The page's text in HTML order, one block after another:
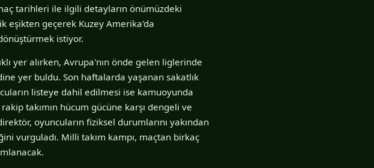
tarihleri ile ilgili detayların önümüzdeki
eşikten geçerek Kuzey Amerika'da
istiyor.
yer alırken, Avrupa'nın önde gelen liglerinde
yer buldu. Son haftalarda yaşanan sakatlık
listeye dahil edilmesi ise kamuoyunda
takımın hücum gücüne karşı dengeli ve
oyuncuların fiziksel durumlarını yakından
vurguladı. Milli takım kampı, maçtan birkaç